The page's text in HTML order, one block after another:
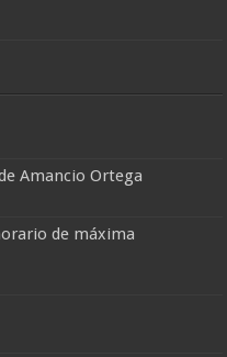
Amancio Ortega
de máxima